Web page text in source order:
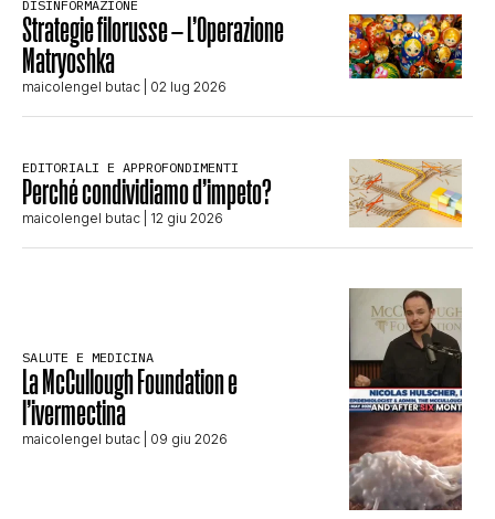
DISINFORMAZIONE
Strategie filorusse – L’Operazione
Matryoshka
maicolengel butac | 02 lug 2026
EDITORIALI E APPROFONDIMENTI
Perché condividiamo d’impeto?
maicolengel butac | 12 giu 2026
SALUTE E MEDICINA
La McCullough Foundation e
l’ivermectina
maicolengel butac | 09 giu 2026